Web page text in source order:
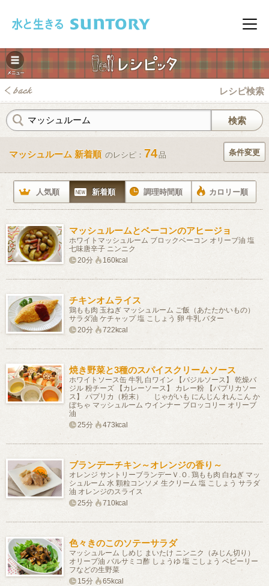
メニ
レシピ検索
マッシュルーム 新着順 のレシピ： 74品 条件変更
人気順 新着順 調理時間順 カロリー順
マッシュルームとベーコンのアヒージョ
ホワイトマッシュルーム ブロックベーコン オリーブ油 塩
七味唐辛子 ニンニク
20分
160kcal
チキンオムライス
鶏もも肉 玉ねぎ マッシュルーム ご飯（あたたかいもの）
サラダ油 ケチャップ 塩 こしょう 卵 牛乳 バター
20分
722kcal
焼き野菜と3種のスパイスクリームソース
ホワイトソース缶 牛乳 白ワイン 【バジルソース】 乾燥バ
ジル 粉チーズ 【カレーソース】 カレー粉 【パプリカソー
ス】 パプリカ（粉末） じゃがいも にんじん れんこん か
ぼちゃ マッシュルーム ウインナー ブロッコリー オリーブ
油
25分
473kcal
ブランデーチキン～オレンジの香り～
オレンジ サントリーブランデーＶ.Ｏ. 鶏もも肉 白ねぎ マッ
シュルーム 水 顆粒コンソメ 生クリーム 塩 こしょう サラダ
油 オレンジのスライス
25分
710kcal
色々きのこのソテーサラダ
マッシュルーム しめじ まいたけ ニンニク（みじん切り）
オリーブ油 バルサミコ酢 しょうゆ 塩 こしょう ベビーリー
フなどの生野菜
15分
65kcal